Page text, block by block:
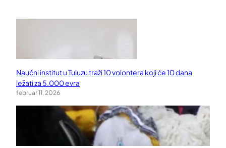
Naučni institut u Tuluzu traži 10 volontera koji će 10 dana
ležati za 5.000 evra
februar 11, 2026